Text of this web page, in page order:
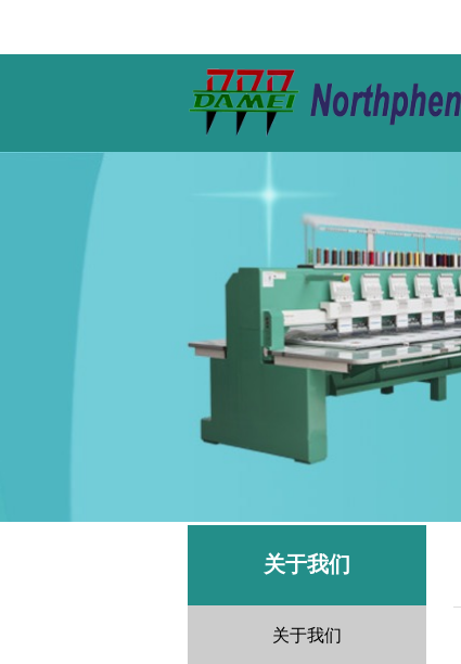
关于我们
关于我们